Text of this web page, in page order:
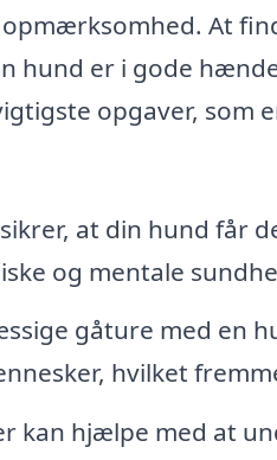
At
hund er i gode
opgaver, som
at din hund får
og mentale
gåture med en
hvilket
kan hjælpe med at